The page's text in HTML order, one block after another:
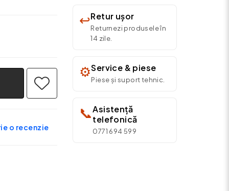
o recenzie
↩️Retur ușor
Returnezi produsele în
14 zile.
⚙️Service & piese
Piese și suport tehnic.
📞Asistență
telefonică
0771 694 599